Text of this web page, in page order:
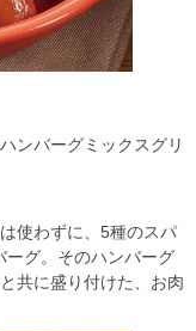
ンバーグミックスグリ
使わずに、5種のスパ
ーグ。そのハンバーグ
共に盛り付けた、お肉